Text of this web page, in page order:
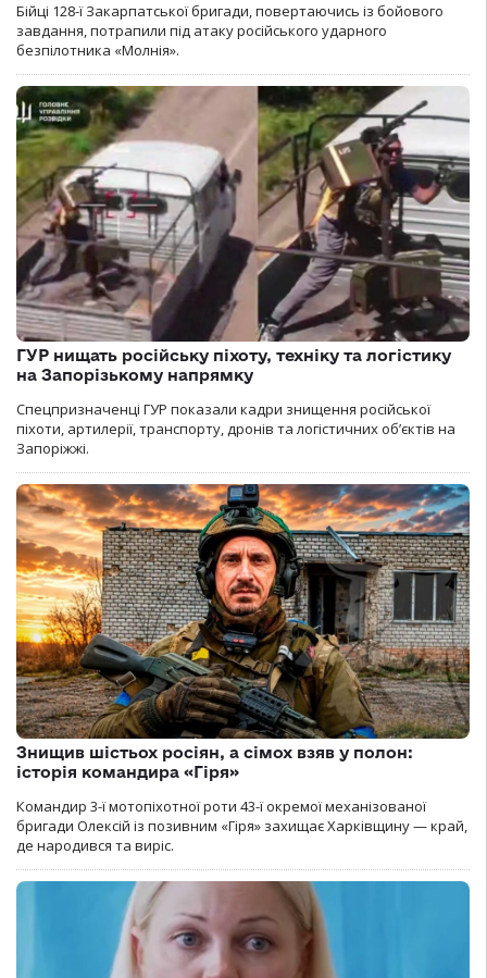
Бійці 128-ї Закарпатської бригади, повертаючись із бойового
завдання, потрапили під атаку російського ударного
безпілотника «Молнія».
ГУР нищать російську піхоту, техніку та логістику
на Запорізькому напрямку
Спецпризначенці ГУР показали кадри знищення російської
піхоти, артилерії, транспорту, дронів та логістичних об’єктів на
Запоріжжі.
Знищив шістьох росіян, а сімох взяв у полон:
історія командира «Гіря»
Командир 3-ї мотопіхотної роти 43-ї окремої механізованої
бригади Олексій із позивним «Гіря» захищає Харківщину — край,
де народився та виріс.